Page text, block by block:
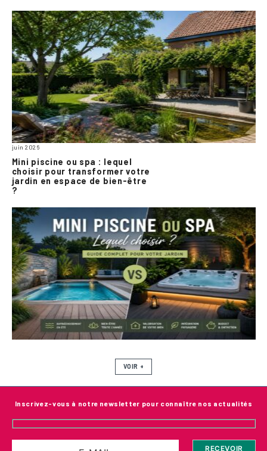
juin 2026
Mini piscine ou spa : lequel
choisir pour transformer votre
jardin en espace de bien-être
?
VOIR +
Inscrivez-vous à notre newsletter pour connaître nos actualités